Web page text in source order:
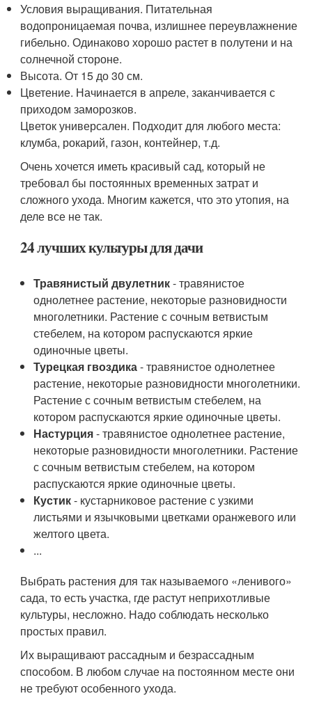
Условия выращивания. Питательная
водопроницаемая почва, излишнее переувлажнение
гибельно. Одинаково хорошо растет в полутени и на
солнечной стороне.
Высота. От 15 до 30 см.
Цветение. Начинается в апреле, заканчивается с
приходом заморозков.
Цветок универсален. Подходит для любого места:
клумба, рокарий, газон, контейнер, т.д.
Очень хочется иметь красивый сад, который не
требовал бы постоянных временных затрат и
сложного ухода. Многим кажется, что это утопия, на
деле все не так.
24 лучших культуры для дачи
Травянистый двулетник- травянистое
однолетнее растение, некоторые разновидности
многолетники. Растение с сочным ветвистым
стебелем, на котором распускаются яркие
одиночные цветы.
Турецкая гвоздика- травянистое однолетнее
растение, некоторые разновидности многолетники.
Растение с сочным ветвистым стебелем, на
котором распускаются яркие одиночные цветы.
Настурция- травянистое однолетнее растение,
некоторые разновидности многолетники. Растение
с сочным ветвистым стебелем, на котором
распускаются яркие одиночные цветы.
Кустик- кустарниковое растение с узкими
листьями и язычковыми цветками оранжевого или
желтого цвета.
...
Выбрать растения для так называемого «ленивого»
сада, то есть участка, где растут неприхотливые
культуры, несложно. Надо соблюдать несколько
простых правил.
Их выращивают рассадным и безрассадным
способом. В любом случае на постоянном месте они
не требуют особенного ухода.